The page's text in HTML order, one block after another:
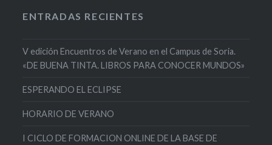
ENTRADAS RECIENTES
V edición Encuentros de Verano en el Campus de Soria.
«DE BUENA TINTA. LIBROS PARA CONOCER MUNDOS»
ESPERANDO EL ECLIPSE
HORARIO DE VERANO
I CICLO DE FORMACION ONLINE DE LA BASE DE